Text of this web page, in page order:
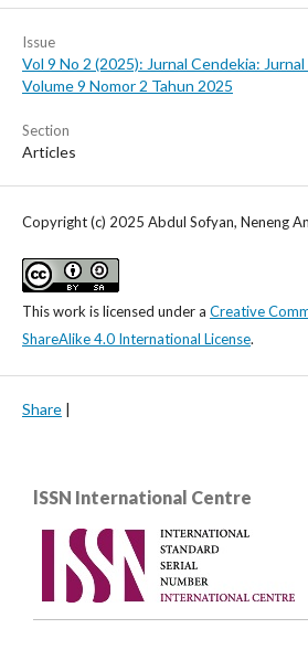
Issue
Vol 9 No 2 (2025): Jurnal Cendekia:
Volume 9 Nomor 2 Tahun 2025
Section
Articles
Copyright (c) 2025 Abdul Sofyan, Neneng
This work is licensed under a Creative
ShareAlike 4.0 International License.
Share |
lSSN International Centre